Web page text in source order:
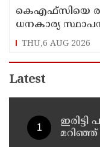
കെഎഫ്‌സിയെ
ധനകാര്യ
സതീശൻ
THU,6 AUG 2026
Latest
മറിഞ്ഞ്